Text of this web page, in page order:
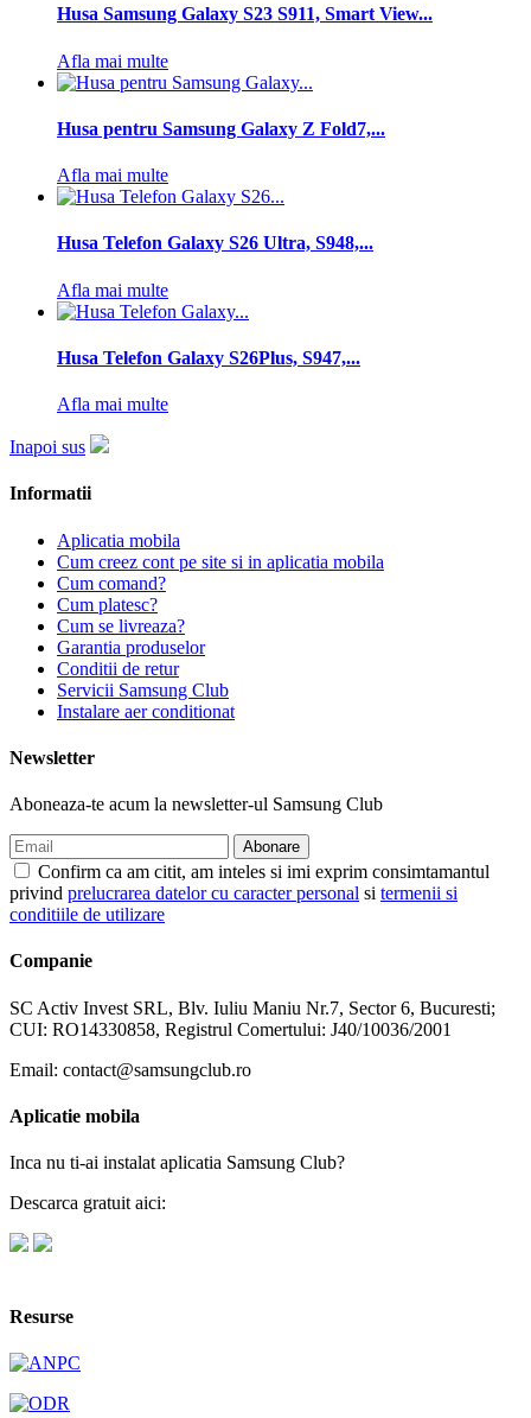
Husa Samsung Galaxy S23 S911, Smart View...
Afla mai multe
Husa pentru Samsung Galaxy Z Fold7,...
Afla mai multe
Husa Telefon Galaxy S26 Ultra, S948,...
Afla mai multe
Husa Telefon Galaxy S26Plus, S947,...
Afla mai multe
Inapoi sus
Informatii
Aplicatia mobila
Cum creez cont pe site si in aplicatia mobila
Cum comand?
Cum platesc?
Cum se livreaza?
Garantia produselor
Conditii de retur
Servicii Samsung Club
Instalare aer conditionat
Newsletter
Aboneaza-te acum la newsletter-ul Samsung Club
Confirm ca am citit, am inteles si imi exprim consimtamantul
privind prelucrarea datelor cu caracter personal si termenii si
conditiile de utilizare
Companie
SC Activ Invest SRL, Blv. Iuliu Maniu Nr.7, Sector 6, Bucuresti;
CUI: RO14330858, Registrul Comertului: J40/10036/2001
Email: contact@samsungclub.ro
Aplicatie mobila
Inca nu ti-ai instalat aplicatia Samsung Club?
Descarca gratuit aici:
Resurse